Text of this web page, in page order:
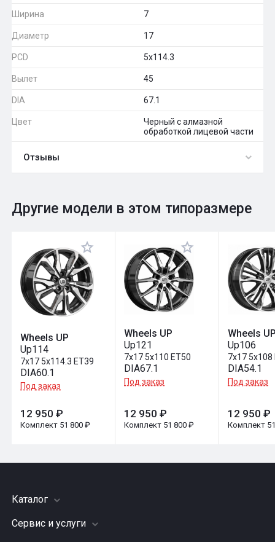
Ширина 7
Диаметр 17
PCD 5x114.3
Вылет 45
DIA 67.1
Цвет
Черный с алмазной
обработкой лицевой части
Отзывы
Оставить отзыв
Общий рейтинг 0
Другие модели в этом типоразмере
Wheels UP
Up114
7x17 5x114.3 ET39
DIA60.1
Под заказ
12 950 ₽
Комплект 51 800 ₽
Wheels UP
Up121
7x17 5x110 ET50
DIA67.1
Под заказ
12 950 ₽
Комплект 51 800 ₽
Wheels
Up106
7x17 5x108
DIA54.1
Под заказ
12 950 ₽
Комплект
Каталог
Шины
Сервис и услуги